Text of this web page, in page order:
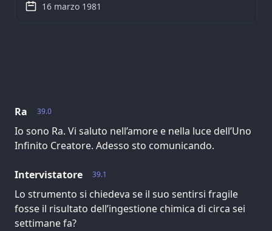
39.0
Ra
Io sono Ra. Vi saluto nell’amore e nella luce dell’Uno
Infinito Creatore. Adesso sto comunicando.
39.1
Intervistatore
Lo strumento si chiedeva se il suo sentirsi fragile
fosse il risultato dell’ingestione chimica di circa sei
settimane fa?
16 marzo 1981